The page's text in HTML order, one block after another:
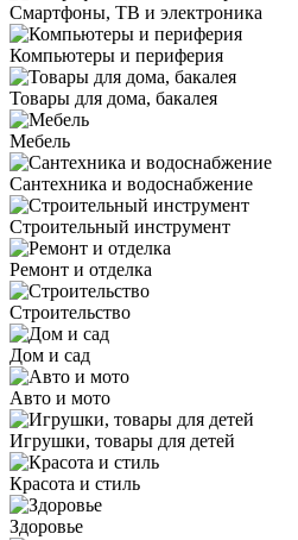
Смартфоны, ТВ и электроника
Компьютеры и периферия
Товары для дома, бакалея
Мебель
Сантехника и водоснабжение
Строительный инструмент
Ремонт и отделка
Строительство
Дом и сад
Авто и мото
Игрушки, товары для детей
Красота и стиль
Здоровье